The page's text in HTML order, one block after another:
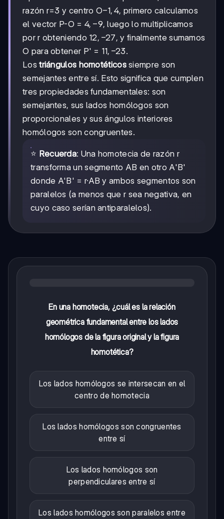
razón r=3 y centro O-1,4
−1, 4, primero calculamos
el vector P-O = 4,-9
4, −9, luego lo multiplicamos
por r obteniendo 12,-27
12, −27, y finalmente sumamos
O para obtener P' = 11,-23
11, −23.
Lostriángulos homotéticossiempre son
semejantes entre sí. Esto significa que cumplen
tres propiedades fundamentales: son
semejantes, sus lados homólogos son
proporcionales y sus ángulos interiores
homólogos son congruentes.
⭐ Recuerda: Una homotecia de razón r
transforma un segmento AB en otro A'B'
donde A'B' = r·AB y ambos segmentos son
paralelos (a menos que r sea negativa, en
cuyo caso serían antiparalelos).
En una homotecia, ¿cuál es la relación
geométrica fundamental entre los lados
homólogos de la figura original y la figura
homotética?
Los lados homólogos se intersecan en el
centro de homotecia
Los lados homólogos son congruentes
entre sí
Los lados homólogos son
perpendiculares entre sí
Los lados homólogos son paralelos entre